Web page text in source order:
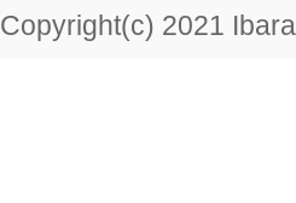
Copyright(c) 2021